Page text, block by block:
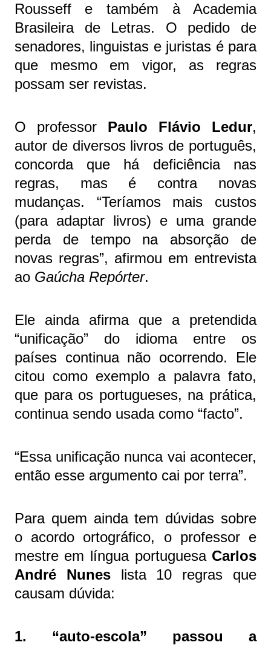
Rousseff e também à Academia
Brasileira de Letras. O pedido de
senadores, linguistas e juristas é para
que mesmo em vigor, as regras
possam ser revistas.
O professor Paulo Flávio Ledur,
autor de diversos livros de português,
concorda que há deficiência nas
regras, mas é contra novas
mudanças. “Teríamos mais custos
(para adaptar livros) e uma grande
perda de tempo na absorção de
novas regras”, afirmou em entrevista
ao Gaúcha Repórter.
Ele ainda afirma que a pretendida
“unificação” do idioma entre os
países continua não ocorrendo. Ele
citou como exemplo a palavra fato,
que para os portugueses, na prática,
continua sendo usada como “facto”.
“Essa unificação nunca vai acontecer,
então esse argumento cai por terra”.
Para quem ainda tem dúvidas sobre
o acordo ortográfico, o professor e
mestre em língua portuguesa Carlos
André Nuneslista 10 regras que
causam dúvida:
1. “auto-escola” passou a